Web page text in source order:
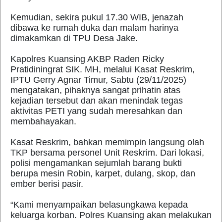
Kemudian, sekira pukul 17.30 WIB, jenazah
dibawa ke rumah duka dan malam harinya
dimakamkan di TPU Desa Jake.
Kapolres Kuansing AKBP Raden Ricky
Pratidiningrat SIK. MH, melalui Kasat Reskrim,
IPTU Gerry Agnar Timur, Sabtu (29/11/2025)
mengatakan, pihaknya sangat prihatin atas
kejadian tersebut dan akan menindak tegas
aktivitas PETI yang sudah meresahkan dan
membahayakan.
Kasat Reskrim, bahkan memimpin langsung olah
TKP bersama personel Unit Reskrim. Dari lokasi,
polisi mengamankan sejumlah barang bukti
berupa mesin Robin, karpet, dulang, skop, dan
ember berisi pasir.
“Kami menyampaikan belasungkawa kepada
keluarga korban. Polres Kuansing akan melakukan